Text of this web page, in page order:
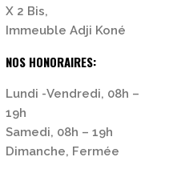
X 2 Bis,
Immeuble Adji Koné
NOS HONORAIRES:
Lundi -Vendredi, 08h –
19h
Samedi, 08h – 19h
Dimanche, Fermée